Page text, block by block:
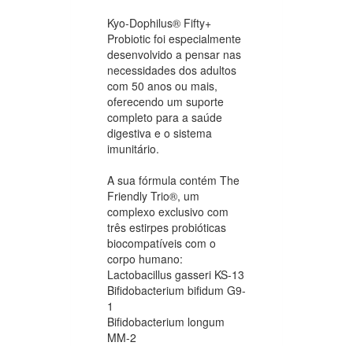
Kyo-Dophilus® Fifty+
Probiotic foi especialmente
desenvolvido a pensar nas
necessidades dos adultos
com 50 anos ou mais,
oferecendo um suporte
completo para a saúde
digestiva e o sistema
imunitário.
A sua fórmula contém The
Friendly Trio®, um
complexo exclusivo com
três estirpes probióticas
biocompatíveis com o
corpo humano:
Lactobacillus gasseri KS-13
Bifidobacterium bifidum G9-
1
Bifidobacterium longum
MM-2